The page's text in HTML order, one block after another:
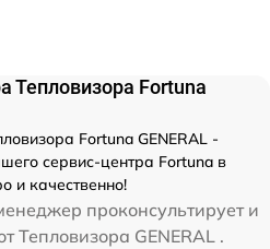
Тепловизора Fortuna
Fortuna GENERAL -
сервис-центра Fortuna в
и качественно!
проконсультирует и
Тепловизора GENERAL .